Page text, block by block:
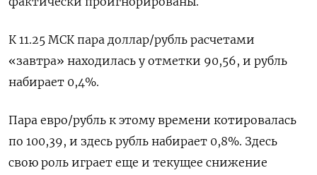
К 11.25 МСК пара доллар/рубль расчетами
«завтра» находилась у отметки 90,56, и рубль
набирает 0,4%.
Пара евро/рубль к этому времени котировалась
по 100,39, и здесь рубль набирает 0,8%. Здесь
свою роль играет еще и текущее снижение